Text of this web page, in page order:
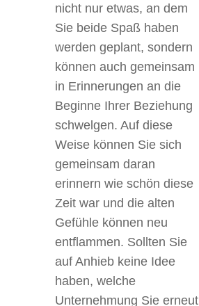
nicht nur etwas, an dem
Sie beide Spaß haben
werden geplant, sondern
können auch gemeinsam
in Erinnerungen an die
Beginne Ihrer Beziehung
schwelgen. Auf diese
Weise können Sie sich
gemeinsam daran
erinnern wie schön diese
Zeit war und die alten
Gefühle können neu
entflammen. Sollten Sie
auf Anhieb keine Idee
haben, welche
Unternehmung Sie erneut